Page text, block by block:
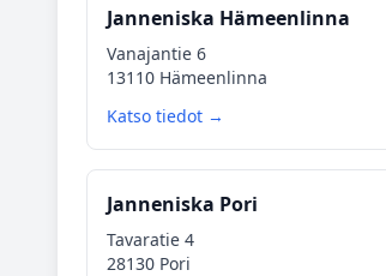
Janneniska Hämeenlinna
Vanajantie 6
13110 Hämeenlinna
Katso tiedot →
Janneniska Pori
Tavaratie 4
28130 Pori